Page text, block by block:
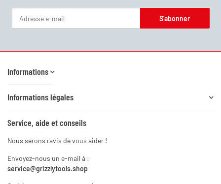
S'abonner
Informations
Informations légales
Service, aide et conseils
Nous serons ravis de vous aider !
Envoyez-nous un e-mail à :
service@grizzlytools.shop